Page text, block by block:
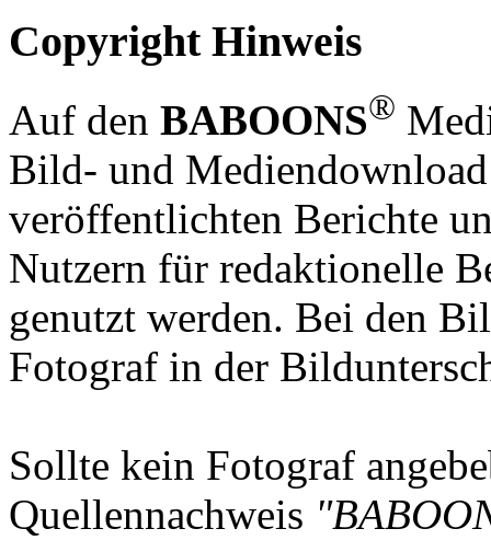
Copyright Hinweis
Auf den BABOONS®
Bild- und
veröffentlichten Berichte
Nutzern für redaktionelle
genutzt werden. Bei den
Fotograf in der
Sollte kein Fotograf
Quellennachweis